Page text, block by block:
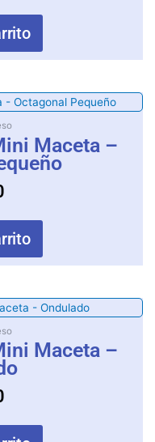
Maceta –
Maceta –